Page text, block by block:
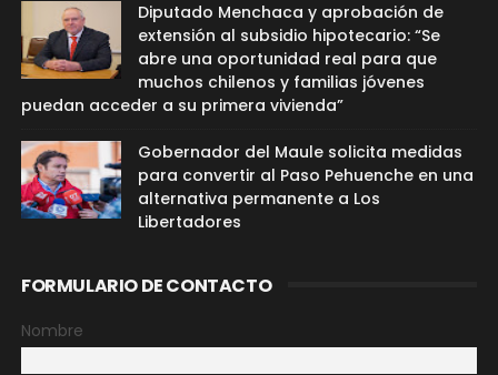
Diputado Menchaca y aprobación de
extensión al subsidio hipotecario: “Se
abre una oportunidad real para que
muchos chilenos y familias jóvenes
puedan acceder a su primera vivienda”
Gobernador del Maule solicita medidas
para convertir al Paso Pehuenche en una
alternativa permanente a Los
Libertadores
FORMULARIO DE CONTACTO
Nombre